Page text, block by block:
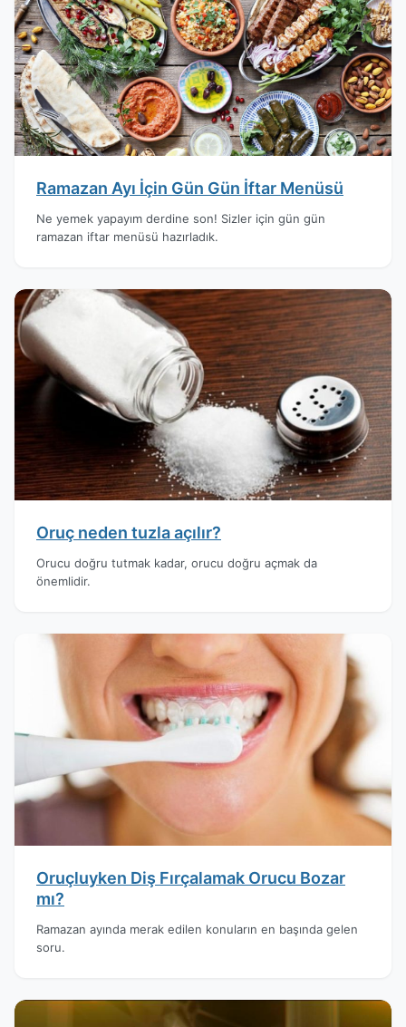
Ramazan Ayı İçin Gün Gün İftar Menüsü
Ne yemek yapayım derdine son! Sizler için gün gün
ramazan iftar menüsü hazırladık.
Oruç neden tuzla açılır?
Orucu doğru tutmak kadar, orucu doğru açmak da
önemlidir.
Oruçluyken Diş Fırçalamak Orucu Bozar
mı?
Ramazan ayında merak edilen konuların en başında gelen
soru.